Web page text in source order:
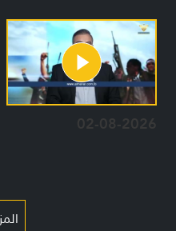
02-08-2026